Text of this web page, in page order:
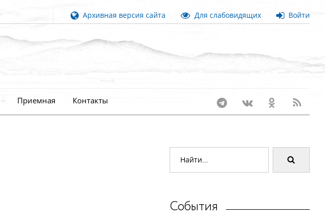
Архивная версия сайта Для слабовидящих Войти
Приемная Контакты
События